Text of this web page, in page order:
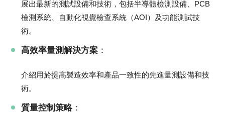
展出最新的測試設備和技術，包括半導體檢測設備、PCB
檢測系統、自動化視覺檢查系統（AOI）及功能測試技
術。
高效率量測解決方案 ：
介紹用於提高製造效率和產品一致性的先進量測設備和技
術。
質量控制策略：